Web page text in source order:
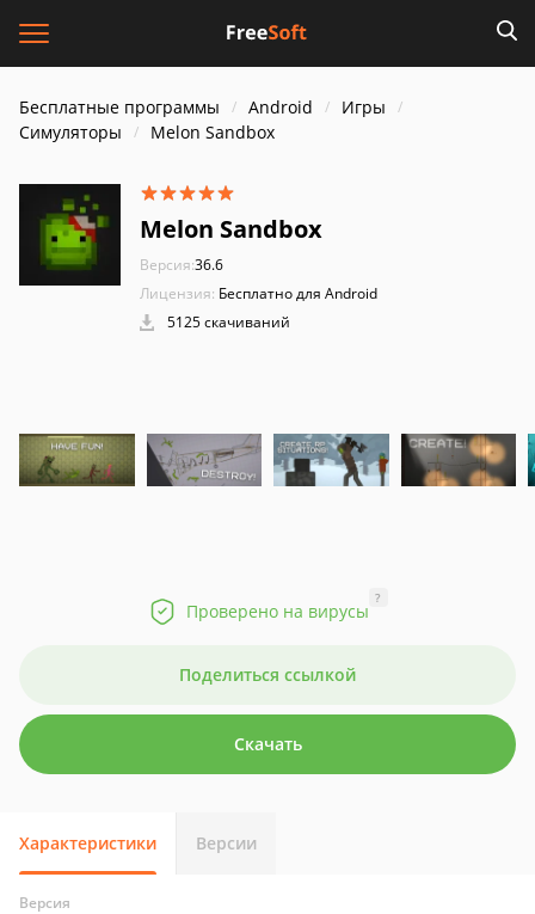
Бесплатные программы Android
Игры
Симуляторы
Melon Sandbox
Melon Sandbox
Версия:36.6
Лицензия: Бесплатно для Android
5125 скачиваний
Проверено на вирусы
?
Поделиться ссылкой
Скачать
Характеристики Версии
Версия